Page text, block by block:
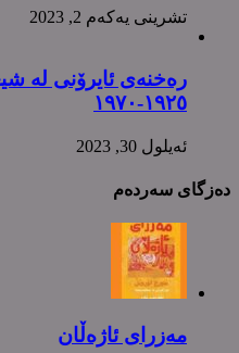
تشرینی یه‌كه‌م 2, 2023
رەخنەی ئایرۆنی لە
١٩٢٥-١٩٧٠
ئه‌یلول 30, 2023
دەزگای سەردەم
مەزرای ئاژەڵان